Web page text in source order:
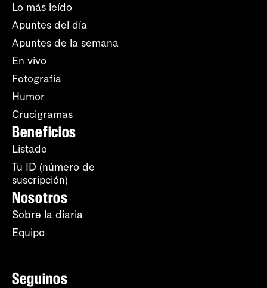
Lo más leído
Apuntes del día
Apuntes de la semana
En vivo
Fotografía
Humor
Crucigramas
Beneficios
Listado
Tu ID (número de
suscripción)
Nosotros
Sobre la diaria
Equipo
Seguinos